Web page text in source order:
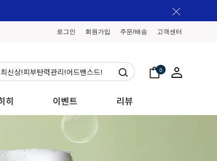
로그인 회원가입 주문/배송 고객센터
0
히 이벤트 리뷰